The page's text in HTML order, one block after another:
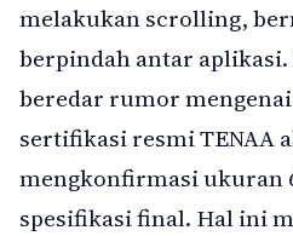
melakukan scrolling,
berpindah antar
beredar rumor
sertifikasi resmi TENAA
mengkonfirmasi ukuran
spesifikasi final. Hal ini